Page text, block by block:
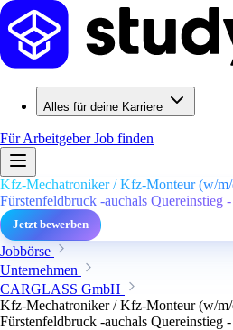
Alles für deine Karriere
Für ArbeitgeberJob finden
Kfz-Mechatroniker / Kfz-Monteur (w/m/
Fürstenfeldbruck -auchals Quereinstieg
Jetzt bewerben
Jobbörse
Unternehmen
CARGLASS GmbH
Kfz-Mechatroniker / Kfz-Monteur (w/m/
Fürstenfeldbruck -auchals Quereinstieg